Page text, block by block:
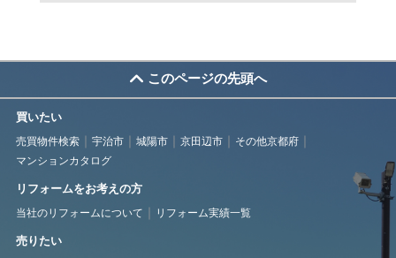
このページの先頭へ
買いたい
売買物件検索 宇治市 城陽市 京田辺市
その他京都府
マンションカタログ
リフォームをお考えの方
当社のリフォームについて リフォーム実績一覧
売りたい